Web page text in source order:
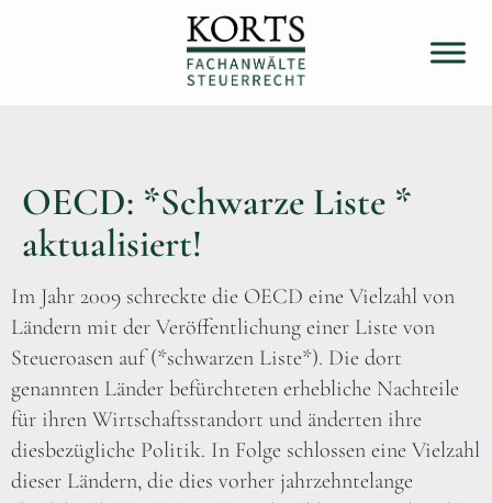
OECD: *Schwarze Liste *
aktualisiert!
Im Jahr 2009 schreckte die OECD eine Vielzahl von
Ländern mit der Veröffentlichung einer Liste von
Steueroasen auf (*schwarzen Liste*). Die dort
genannten Länder befürchteten erhebliche Nachteile
für ihren Wirtschaftsstandort und änderten ihre
diesbezügliche Politik. In Folge schlossen eine Vielzahl
dieser Ländern, die dies vorher jahrzehntelange